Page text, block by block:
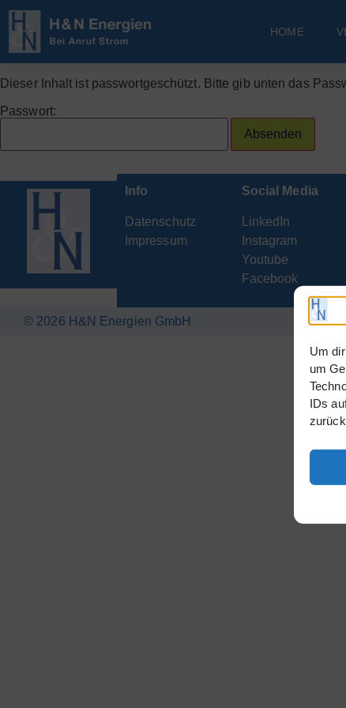
Um
um
IDs
HOME
Dieser Inhalt ist passwortgeschützt. Bitte gib unten das
Passwort:
Info
Datenschutz
Impressum
Social Media
LinkedIn
Instagram
Youtube
Facebook
© 2026 H&N Energien GmbH